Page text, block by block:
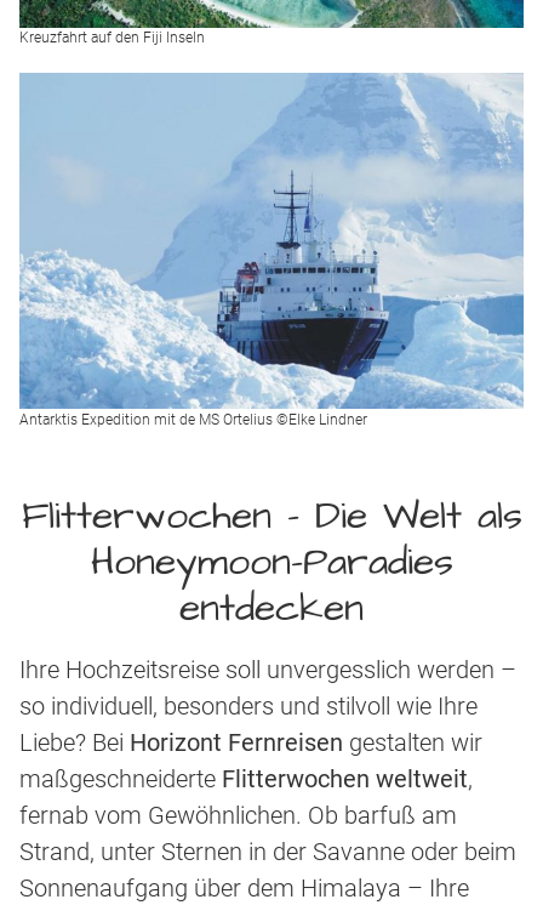
Kreuzfahrt auf den Fiji Inseln
Antarktis Expedition mit de MS Ortelius ©Elke Lindner
Flitterwochen - Die Welt als
Honeymoon-Paradies
entdecken
Ihre Hochzeitsreise soll unvergesslich werden –
so individuell, besonders und stilvoll wie Ihre
Liebe? Bei Horizont Fernreisen gestalten wir
maßgeschneiderte Flitterwochen weltweit,
fernab vom Gewöhnlichen. Ob barfuß am
Strand, unter Sternen in der Savanne oder beim
Sonnenaufgang über dem Himalaya – Ihre